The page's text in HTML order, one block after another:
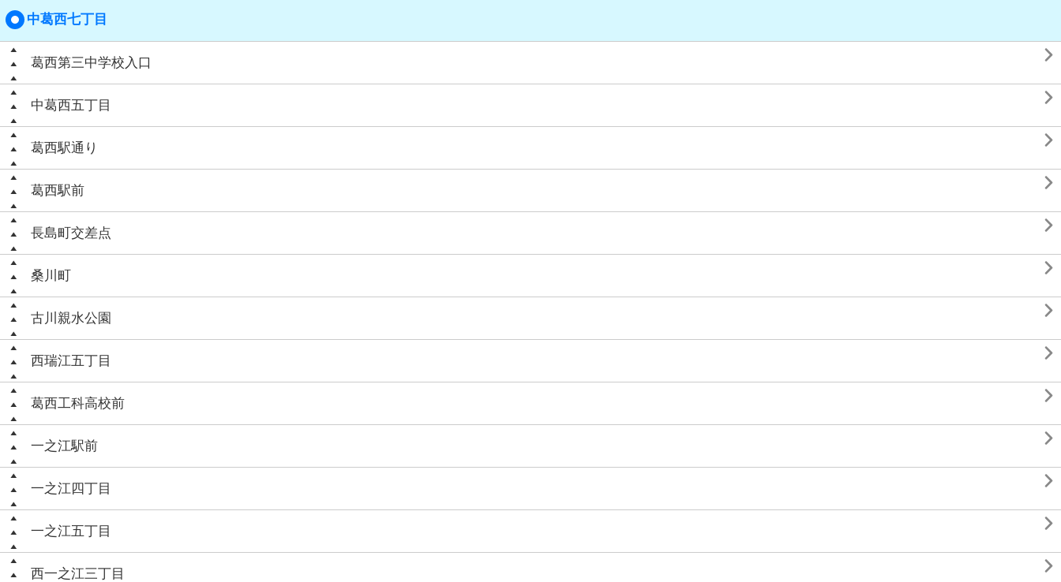
中葛西七丁目
葛西第三中学校入口 
中葛西五丁目 
葛西駅通り 
葛西駅前 
長島町交差点 
桑川町 
古川親水公園 
西瑞江五丁目 
葛西工科高校前 
一之江駅前 
一之江四丁目 
一之江五丁目 
西一之江三丁目 